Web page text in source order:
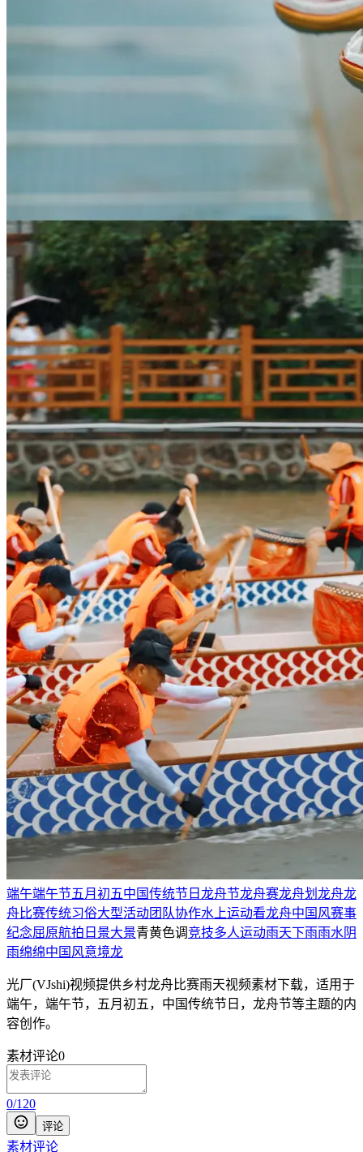
端午端午节五月初五中国传统节日 龙舟节龙舟赛龙舟划龙舟龙
舟比赛传统习俗大型活动团队协作水上运动看龙舟中国风赛事
纪念屈原航拍 日景大景青黄色调竞技多人运动雨天下雨雨水 阴
雨绵绵中国风意境龙
光厂(VJshi)视频提供乡村龙舟比赛雨天视频素材下载，适用于
端午，端午节，五月初五，中国传统节日，龙舟节等主题的内
容创作。
素材评论0
0/120
评论
素材评论